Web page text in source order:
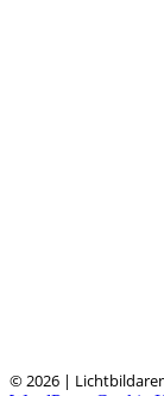
© 2026 |